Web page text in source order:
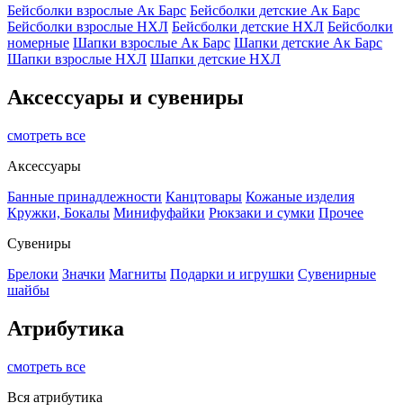
Бейсболки взрослые Ак Барс Бейсболки детские Ак Барс
Бейсболки взрослые НХЛ Бейсболки детские НХЛ Бейсболки
номерные Шапки взрослые Ак Барс Шапки детские Ак Барс
Шапки взрослые НХЛ Шапки детские НХЛ
Аксессуары и сувениры
смотреть все
Аксессуары
Банные принадлежности Канцтовары Кожаные изделия
Кружки, Бокалы Минифуфайки Рюкзаки и сумки Прочее
Сувениры
Брелоки Значки Магниты Подарки и игрушки Сувенирные
шайбы
Атрибутика
смотреть все
Вся атрибутика